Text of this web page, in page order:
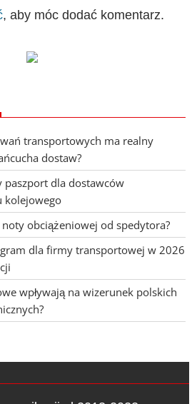
, aby móc dodać komentarz.
transportowych ma realny
dostaw?
paszport dla dostawców
kolejowego
obciążeniowej od spedytora?
dla firmy transportowej w 2026
wpływają na wizerunek polskich